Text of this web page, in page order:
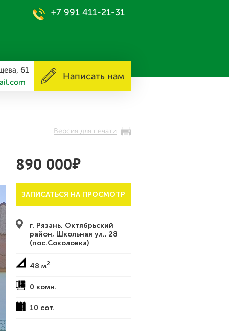
+7 991 411-21-31
61
Написать нам
Версия для печати
890 000⃏
ЗАПИСАТЬСЯ НА ПРОСМОТР
г. Рязань, Октябрьский
район, Школьная ул., 28
(пос.Соколовка)
48 м2
0 комн.
10 сот.